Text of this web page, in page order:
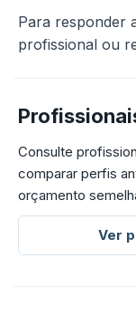
Para responder
profissional ou
Consulte
comparar perfis
orçamento
Ver